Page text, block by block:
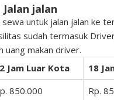
jalan
untuk jalan jalan ke
sudah termasuk
makan driver.
Jam Luar Kota 18
850.000 Rp.